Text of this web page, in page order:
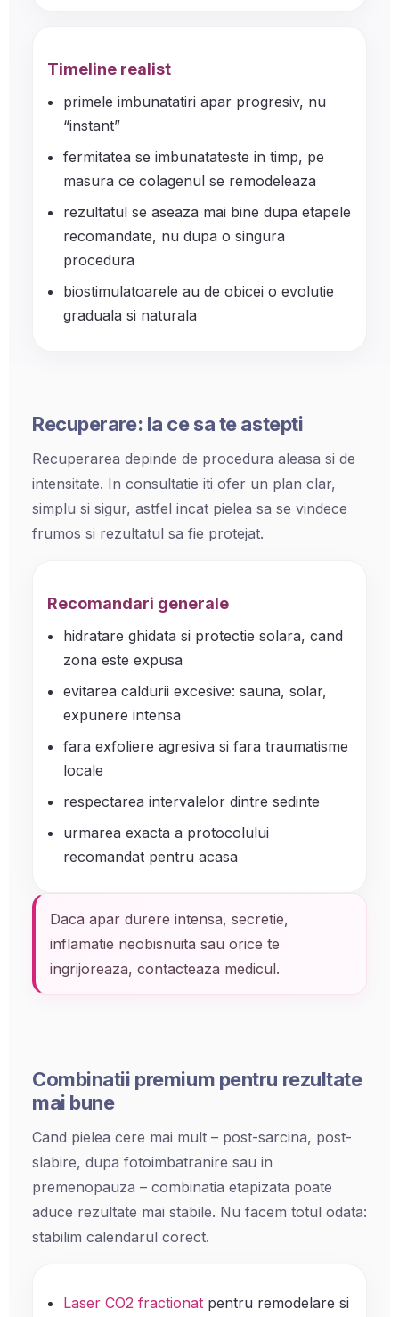
Timeline realist
primele imbunatatiri apar progresiv, nu
“instant”
fermitatea se imbunatateste in timp, pe
masura ce colagenul se remodeleaza
rezultatul se aseaza mai bine dupa etapele
recomandate, nu dupa o singura
procedura
biostimulatoarele au de obicei o evolutie
graduala si naturala
Recuperare: la ce sa te astepti
Recuperarea depinde de procedura aleasa si de
intensitate. In consultatie iti ofer un plan clar,
simplu si sigur, astfel incat pielea sa se vindece
frumos si rezultatul sa fie protejat.
Recomandari generale
hidratare ghidata si protectie solara, cand
zona este expusa
evitarea caldurii excesive: sauna, solar,
expunere intensa
fara exfoliere agresiva si fara traumatisme
locale
respectarea intervalelor dintre sedinte
urmarea exacta a protocolului
recomandat pentru acasa
Daca apar durere intensa, secretie,
inflamatie neobisnuita sau orice te
ingrijoreaza, contacteaza medicul.
Combinatii premium pentru rezultate
mai bune
Cand pielea cere mai mult – post-sarcina, post-
slabire, dupa fotoimbatranire sau in
premenopauza – combinatia etapizata poate
aduce rezultate mai stabile. Nu facem totul odata:
stabilim calendarul corect.
Laser CO2 fractionat pentru remodelare si